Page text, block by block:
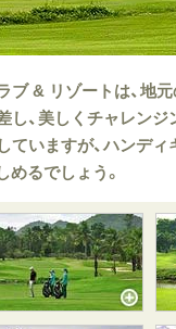
ブ & リゾートは、地
し、美しくチャレン
ていますが、ハンデ
めるでしょう。